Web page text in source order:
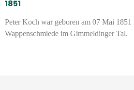
1851
Peter Koch war geboren am 07 Mai 1851
Wappen­schmiede im Gimmel­dinger Tal.